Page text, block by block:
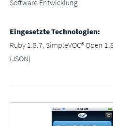
Software Entwicklung
Eingesetzte Technologien:
Ruby 1.8.7, SimpleVOC® Open
(JSON)